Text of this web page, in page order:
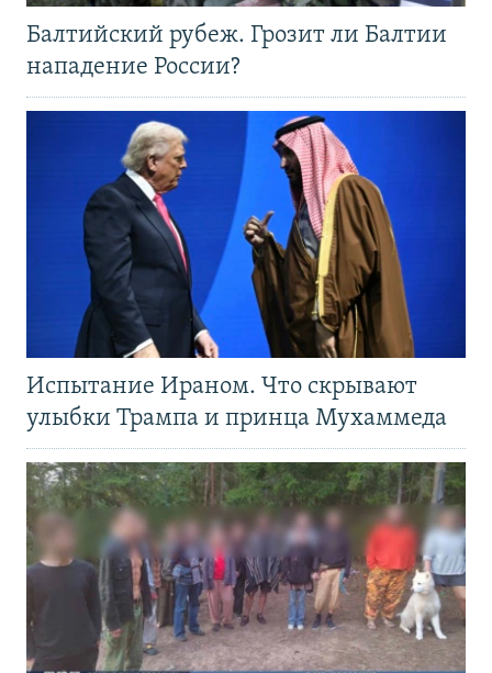
Балтийский рубеж. Грозит ли Балтии
нападение России?
Испытание Ираном. Что скрывают
улыбки Трампа и принца Мухаммеда